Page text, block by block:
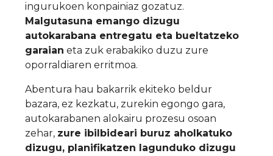
ingurukoen konpainiaz gozatuz.
Malgutasuna emango dizugu
autokarabana entregatu eta bueltatzeko
garaian eta zuk erabakiko duzu zure
oporraldiaren erritmoa.
Abentura hau bakarrik ekiteko beldur
bazara, ez kezkatu, zurekin egongo gara,
autokarabanen alokairu prozesu osoan
zehar, zure ibilbideari buruz aholkatuko
dizugu, planifikatzen lagunduko dizugu